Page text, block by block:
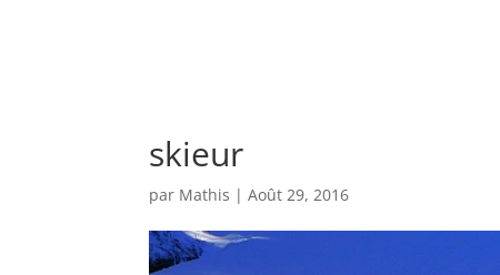
skieur
par Mathis |Août 29, 2016